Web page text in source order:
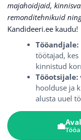
majahoidjaid,
remonditehnikuid
Kandideeri.ee kaudu!
Tööandjale:
töötajad,
kinnistud
Tööotsijale:
hoolduse ja
alusta uuel
💼
TÄISTÖÖAEG